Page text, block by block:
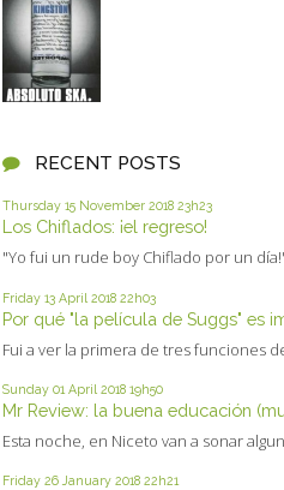
RECENT POSTS
Thursday 15 November 2018 23h23
Los Chiflados: ¡el regreso!
"Yo fui un rude boy Chiflado por un
Friday 13 April 2018 22h03
Por qué "la película de Suggs" es
Fui a ver la primera de tres funciones
Sunday 01 April 2018 19h50
Mr Review: la buena educación
Esta noche, en Niceto van a sonar
Friday 26 January 2018 22h21